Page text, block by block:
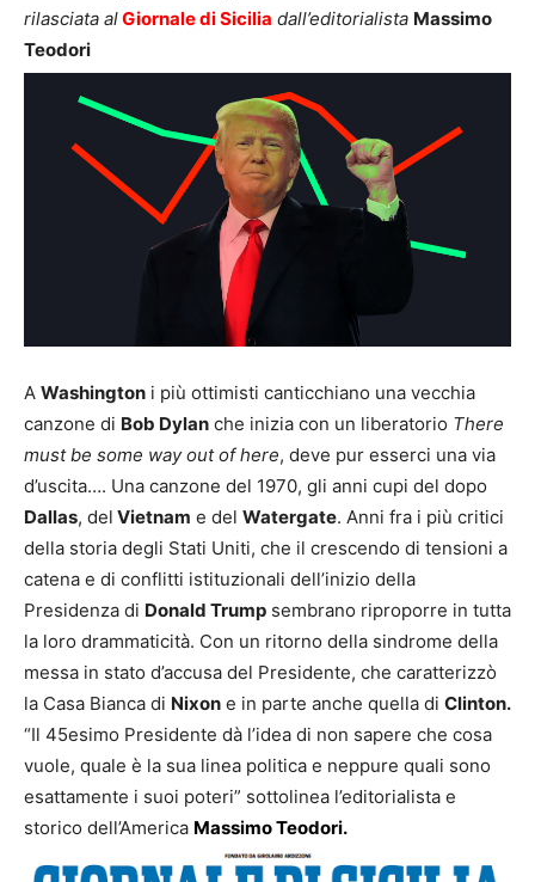
rilasciata alGiornale di Sicilia dall’editorialista Massimo
Teodori
A Washington i più ottimisti canticchiano una vecchia
canzone di Bob Dylan che inizia con un liberatorio There
must be some way out of here, deve pur esserci una via
d’uscita…. Una canzone del 1970, gli anni cupi del dopo
Dallas, del Vietnam e del Watergate. Anni fra i più critici
della storia degli Stati Uniti, che il crescendo di tensioni a
catena e di conflitti istituzionali dell’inizio della
Presidenza di Donald Trump sembrano riproporre in tutta
la loro drammaticità. Con un ritorno della sindrome della
messa in stato d’accusa del Presidente, che caratterizzò
la Casa Bianca di Nixon e in parte anche quella di Clinton.
“Il 45esimo Presidente dà l’idea di non sapere che cosa
vuole, quale è la sua linea politica e neppure quali sono
esattamente i suoi poteri” sottolinea l’editorialista e
storico dell’America Massimo Teodori.